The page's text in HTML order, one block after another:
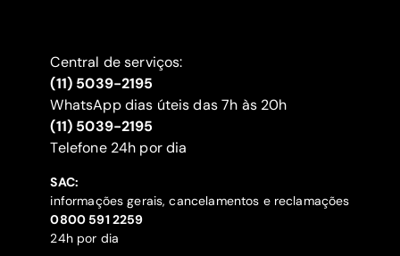
Central de serviços:
(11) 5039-2195
WhatsApp dias úteis das 7h às 20h
(11) 5039-2195
‍Telefone 24h por dia
SAC:
informações gerais, cancelamentos e reclamações
‍0800 591 2259
24h por dia